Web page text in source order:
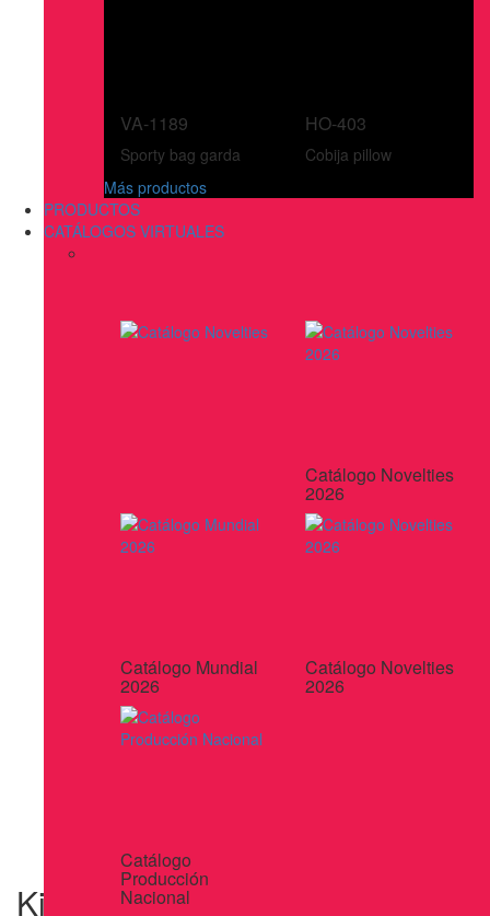
VA-1189
Sporty bag garda
HO-403
Cobija pillow
Más productos
PRODUCTOS
CATÁLOGOS VIRTUALES
Catálogo Novelties
2026
Catálogo Mundial
2026
Catálogo Novelties
2026
Catálogo
Producción
Nacional
Kit de Aseo Travel